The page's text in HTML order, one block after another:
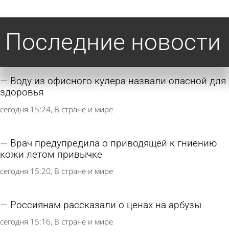
Последние новости
Воду из офисного кулера назвали опасной для
здоровья
сегодня 15:24 В стране и мире
Врач предупредила о приводящей к гниению
кожи летом привычке
сегодня 15:20 В стране и мире
Россиянам рассказали о ценах на арбузы
сегодня 15:16 В стране и мире